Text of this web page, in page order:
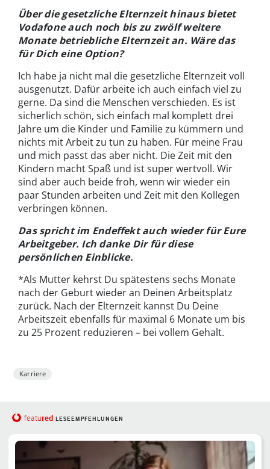
Über die gesetzliche Elternzeit hinaus bietet
Vodafone auch noch bis zu zwölf weitere
Monate betriebliche Elternzeit an. Wäre das
für Dich eine Option?
Ich habe ja nicht mal die gesetzliche Elternzeit voll
ausgenutzt. Dafür arbeite ich auch einfach viel zu
gerne. Da sind die Menschen verschieden. Es ist
sicherlich schön, sich einfach mal komplett drei
Jahre um die Kinder und Familie zu kümmern und
nichts mit Arbeit zu tun zu haben. Für meine Frau
und mich passt das aber nicht. Die Zeit mit den
Kindern macht Spaß und ist super wertvoll. Wir
sind aber auch beide froh, wenn wir wieder ein
paar Stunden arbeiten und Zeit mit den Kollegen
verbringen können.
Das spricht im Endeffekt auch wieder für Eure
Arbeitgeber. Ich danke Dir für diese
persönlichen Einblicke.
*Als Mutter kehrst Du spätestens sechs Monate
nach der Geburt wieder an Deinen Arbeitsplatz
zurück. Nach der Elternzeit kannst Du Deine
Arbeitszeit ebenfalls für maximal 6 Monate um bis
zu 25 Prozent reduzieren – bei vollem Gehalt.
Karriere
featured LESEEMPFEHLUNGEN